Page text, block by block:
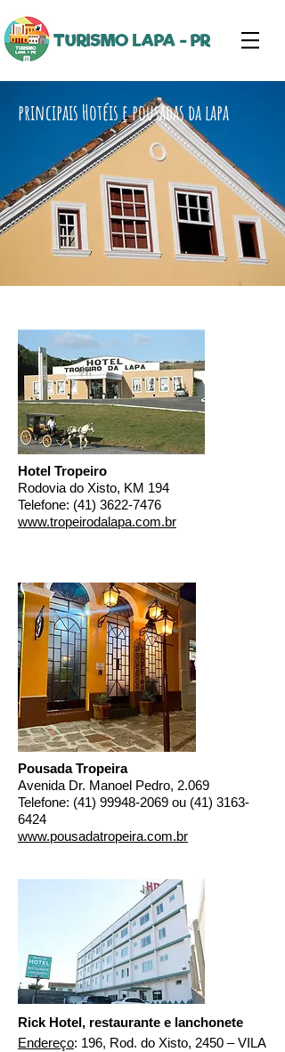
TURISMO LAPA - PR
principais Hotéis e pousadas da lapa
Hotel Tropeiro
Rodovia do Xisto, KM 194
Telefone: (41) 3622-7476
www.tropeirodalapa.com.br
Pousada Tropeira
Avenida Dr. Manoel Pedro, 2.069
Telefone: (41) 99948-2069 ou (41) 3163-
6424
www.pousadatropeira.com.br
Rick Hotel, restaurante e lanchonete
Endereço: 196, Rod. do Xisto, 2450 – VILA